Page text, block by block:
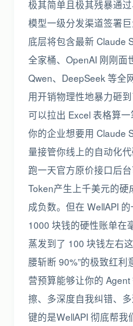
极其简单且极其残暴通
模型一级分发渠道签署
底层将包含最新 Claude
全家桶、OpenAI 刚刚面
Qwen、DeepSeek 等全
用开销物理性地暴力砸
可以拉出 Excel 表格算
你的企业想要用 Claude
量接管你线上的自动化
跑一天官方原价接口后
Token产生上千美元的
成负数。但在 WellAPI
1000 块钱的硬性账单在
蒸发到了 100 块钱左右
腰斩断 90%”的极致红
营预算能够让你的
擦、多深度自我纠错、
键的是WellAPI 彻底帮